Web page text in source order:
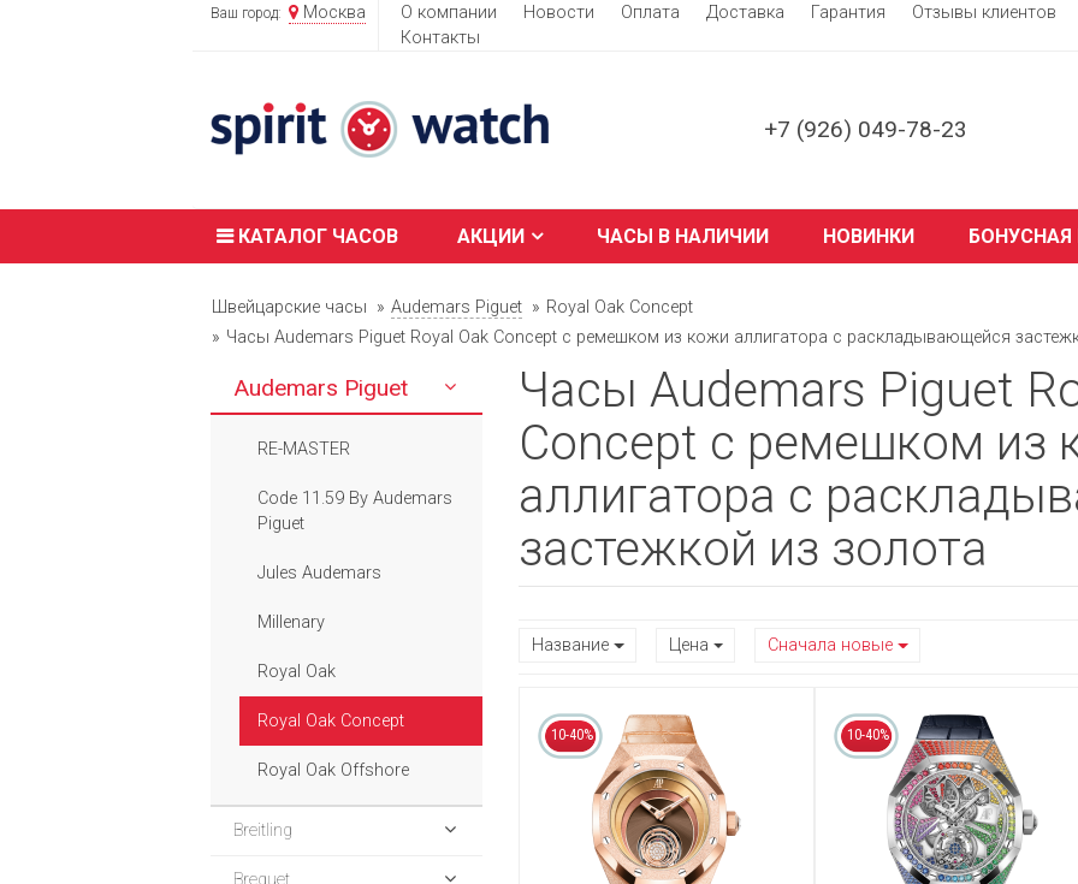
Ваш город: Москва О компании Новости Оплата Доставка Гарантия
Отзывы клиентов
Контакты
+7 (926) 049-78-23
КАТАЛОГ ЧАСОВ АКЦИИ ЧАСЫ В НАЛИЧИИ НОВИНКИ
Швейцарские часы Audemars Piguet
Royal Oak Concept
Часы Audemars Piguet Royal Oak Concept с ремешком из кожи аллигатора с раскладывающейся
Audemars Piguet
RE-MASTER
Code 11.59 By Audemars
Piguet
Jules Audemars
Millenary
Royal Oak
Royal Oak Concept
Royal Oak Offshore
Breitling
Breguet
Часы Audemars Piguet
Concept с ремешком из
аллигатора с
застежкой из золота
Название Цена Сначала новые
10-40% 10-40%